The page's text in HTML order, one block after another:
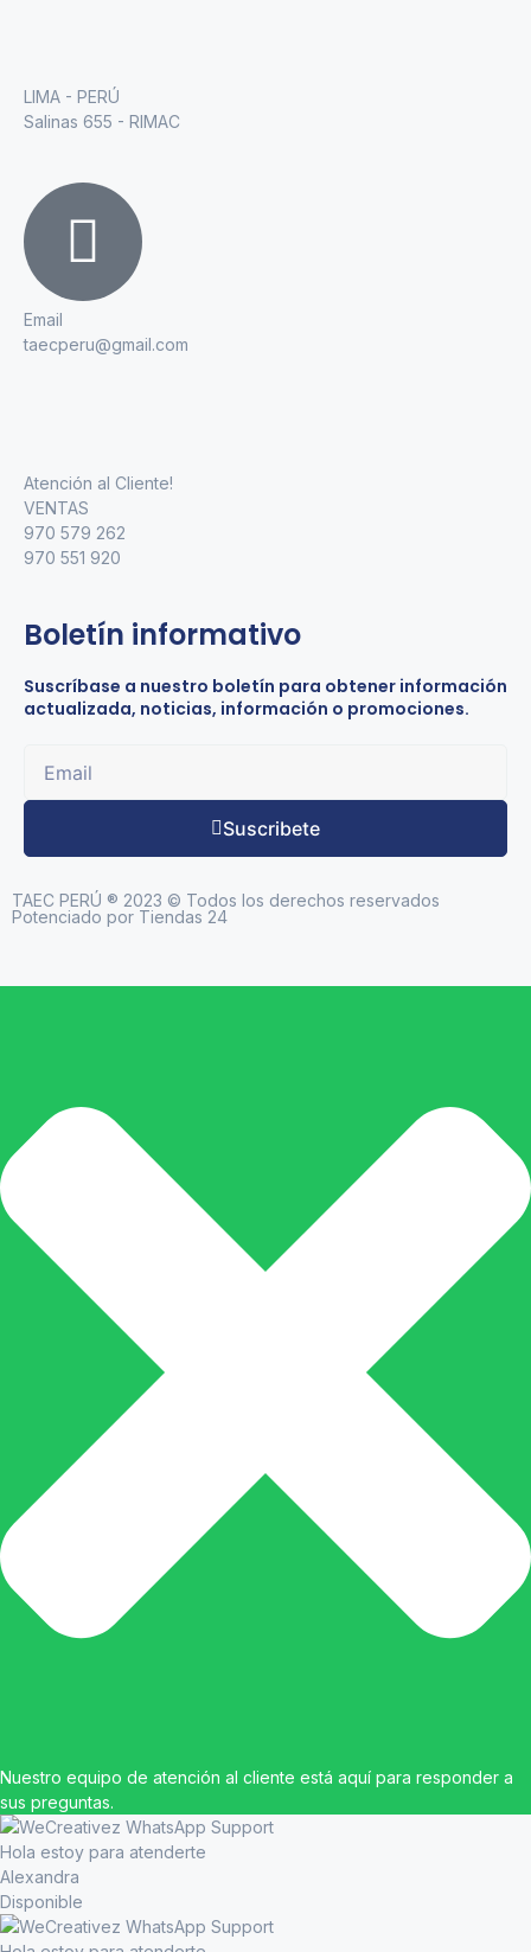
LIMA - PERÚ
Salinas 655 - RIMAC
Email
taecperu@gmail.com
Atención al Cliente!
VENTAS
970 579 262
970 551 920
Boletín informativo
Suscríbase a nuestro boletín para obtener información
actualizada, noticias, información o promociones.
Suscribete
TAEC PERÚ ® 2023 © Todos los derechos reservados
Potenciado por Tiendas 24
Nuestro equipo de atención al cliente está aquí para responder a
sus preguntas.
Hola estoy para atenderte
Alexandra
Disponible